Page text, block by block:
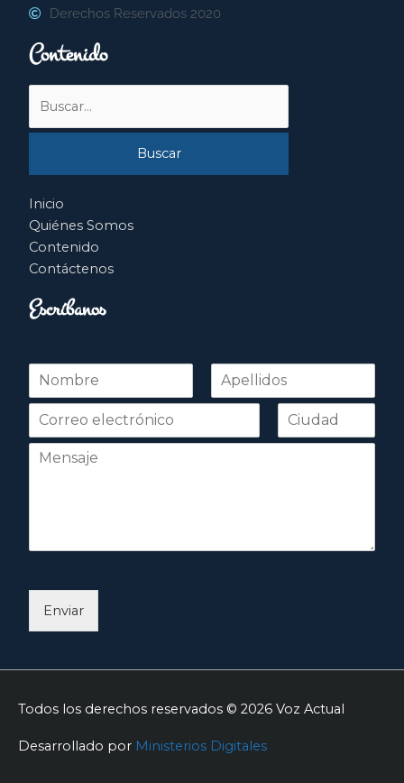
Derechos Reservados 2020
Contenido
por:
Inicio
Quiénes Somos
Contenido
Contáctenos
Escríbanos
N
m
r
Nombre Apellidos
Enviar
Todos los derechos reservados © 2026 Voz Actual
Desarrollado por Ministerios Digitales